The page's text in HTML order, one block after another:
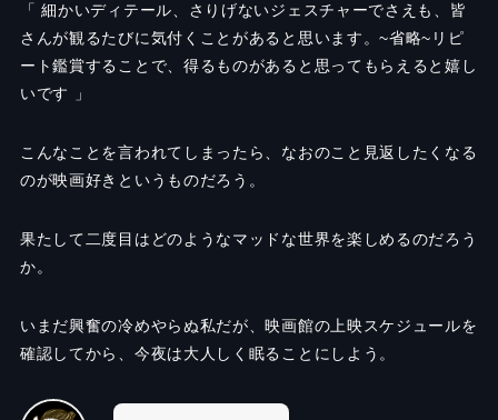
「 細かいディテール、さりげないジェスチャーでさえも、皆
さんが観るたびに気付くことがあると思います。~省略~リピ
ート鑑賞することで、得るものがあると思ってもらえると嬉し
いです 」
こんなことを言われてしまったら、なおのこと見返したくなる
のが映画好きというものだろう。
果たして二度目はどのようなマッドな世界を楽しめるのだろう
か。
いまだ興奮の冷めやらぬ私だが、映画館の上映スケジュールを
確認してから、今夜は大人しく眠ることにしよう。